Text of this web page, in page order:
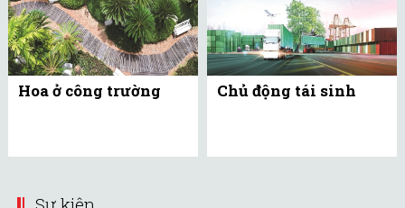
Hoa ở công trường Chủ động tái sinh